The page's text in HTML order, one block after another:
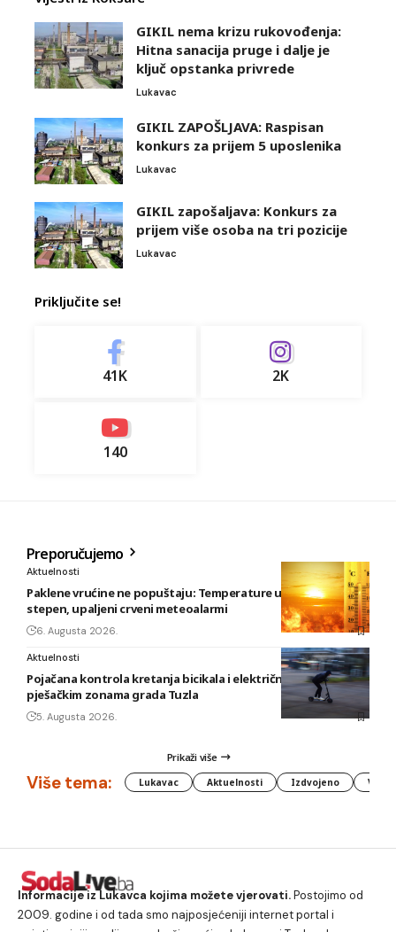
GIKIL nema krizu rukovođenja:
Hitna sanacija pruge i dalje je
ključ opstanka privrede
Lukavac
GIKIL ZAPOŠLJAVA: Raspisan
konkurs za prijem 5 uposlenika
Lukavac
GIKIL zapošaljava: Konkurs za
prijem više osoba na tri pozicije
Lukavac
Priključite se!
41K 2K
140
Preporučujemo
Aktuelnosti
Paklene vrućine ne popuštaju: Temperature u BiH i do 41
stepen, upaljeni crveni meteoalarmi
6. Augusta 2026.
Aktuelnosti
Pojačana kontrola kretanja bicikala i električnih romobila u
pješačkim zonama grada Tuzla
5. Augusta 2026.
Prikaži više
Više tema: Lukavac Aktuelnosti Izdvojeno
Informacije iz Lukavca kojima možete vjerovati.Postojimo od
2009. godine i od tada smo najposjećeniji internet portal i